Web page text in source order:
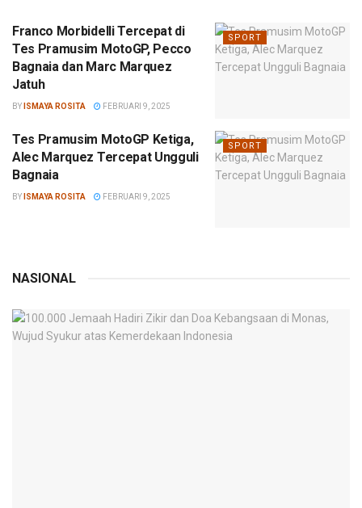
SPORT
Franco Morbidelli Tercepat di
Tes Pramusim MotoGP, Pecco
Bagnaia dan Marc Marquez
Jatuh
BY ISMAYA ROSITA FEBRUARI 9, 2025
SPORT
Tes Pramusim MotoGP Ketiga,
Alec Marquez Tercepat Ungguli
Bagnaia
BY ISMAYA ROSITA FEBRUARI 9, 2025
NASIONAL